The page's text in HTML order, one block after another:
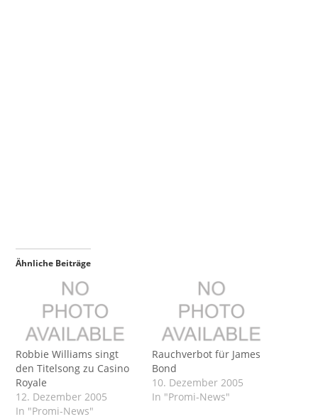
Ähnliche Beiträge
Robbie Williams singt
den Titelsong zu Casino
Royale
12. Dezember 2005
In "Promi-News"
Rauchverbot für James
Bond
10. Dezember 2005
In "Promi-News"